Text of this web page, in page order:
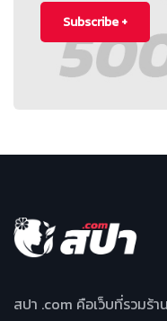
Subscribe +
สปา .com คือเว็บที่รวมร้